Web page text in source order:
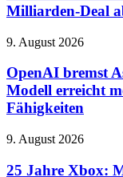
nicht
mehr
der
55-
Milliarden-
Deal
abgeschlossen
Milliarden-Deal
OpenAI
Astra
Entwicklung:
Neues
KI-
erreicht
kritische
9. August 2026
OpenAI bremst
Modell erreicht
Fähigkeiten
25
Xbox:
9. August 2026
25 Jahre Xbox: